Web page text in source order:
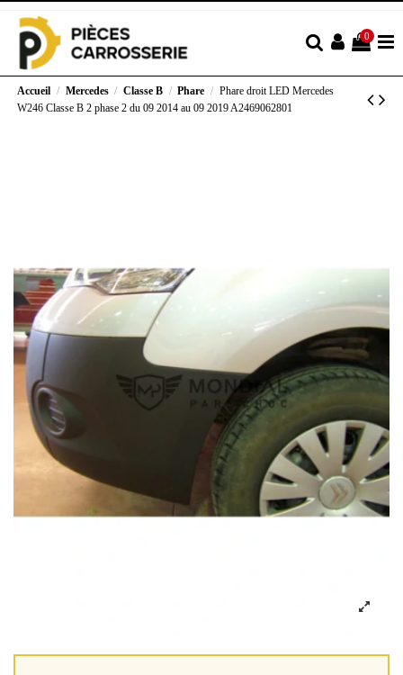
0
Accueil Mercedes Classe B Phare
Phare droit LED Mercedes
W246 Classe B 2 phase 2 du 09 2014 au 09 2019 A2469062801